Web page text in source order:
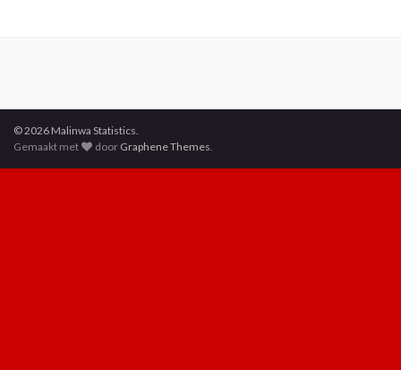
© 2026 Malinwa Statistics.
Gemaakt met
door Graphene Themes.